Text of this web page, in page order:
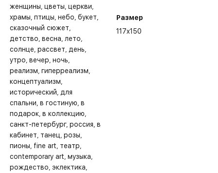
женщины цветы церкви,
храмы птицы небо букет
сказочный сюжет
детство весна лето
солнце рассвет день
утро вечер ночь
реализм гиперреализм
концептуализм
исторический для
спальни в гостиную в
подарок в коллекцию
санкт-петербург россия в
кабинет танец розы
пионы fine art театр
contemporary art музыка
рождество эклектика
Размер
117x150